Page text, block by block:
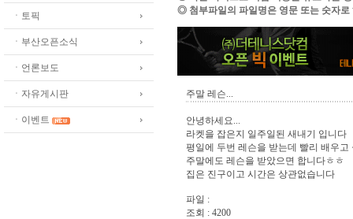
ㆍ토픽
ㆍ부산오픈소식
ㆍ언론보도
ㆍ자유게시판
ㆍ이벤트
◎ 첨부파일의 파일명은 영문 또는 숫자로
주말 레슨...
안녕하세요...
라켓을 잡은지 일주일된 새내기 입니다
평일에 두번 레슨을 받는데 빨리 배우고
주말에도 레슨을 받았으면 합니다ㅎㅎ
집은 진구이고 시간은 상관없습니다
파일 :
조회 : 4200